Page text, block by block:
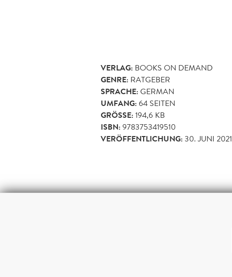
VERLAG: BOOKS ON DEMAND
GENRE: RATGEBER
SPRACHE:GERMAN
UMFANG:64 SEITEN
GRÖSSE: 194,6 KB
ISBN:9783753419510
VERÖFFENTLICHUNG:30. JUNI 2021